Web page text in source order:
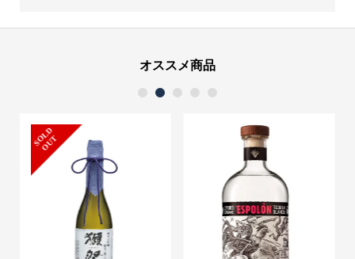
オススメ商品
S
O
L
D
O
U
T
1 2 3 4 5